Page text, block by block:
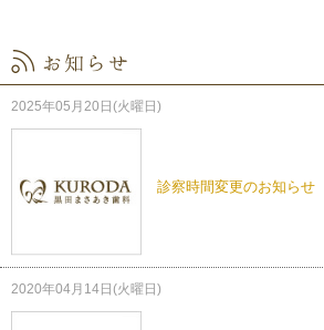
2025年05月20日(火曜日)
診察時間変更のお知らせ
2020年04月14日(火曜日)